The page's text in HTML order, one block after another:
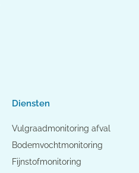
Diensten
Vulgraadmonitoring afval
Bodemvochtmonitoring
Fijnstofmonitoring